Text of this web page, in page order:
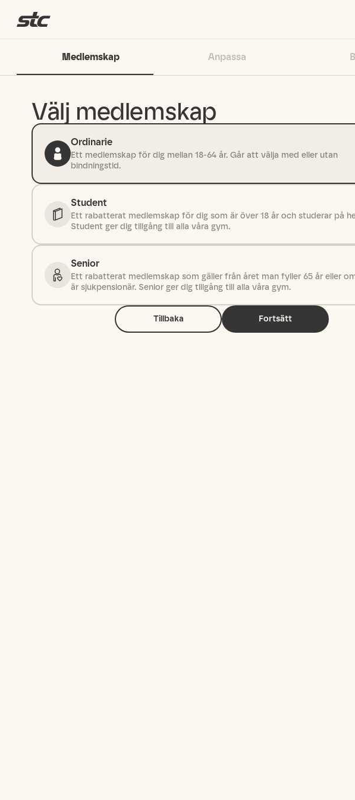
Medlemskap Anpassa
Välj medlemskap
Ordinarie
Ett medlemskap för dig mellan 18-64 år. Går att välja med eller utan
bindningstid.
Student
Ett rabatterat medlemskap för dig som är över 18 år och studerar på
Student ger dig tillgång till alla våra gym.
Senior
Ett rabatterat medlemskap som gäller från året man fyller 65 år eller
är sjukpensionär. Senior ger dig tillgång till alla våra gym.
Tillbaka Fortsätt